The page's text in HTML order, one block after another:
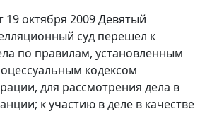
октября 2009 Девятый
суд перешел к
по правилам, установленным
кодексом
для рассмотрения дела в
к участию в деле в качестве